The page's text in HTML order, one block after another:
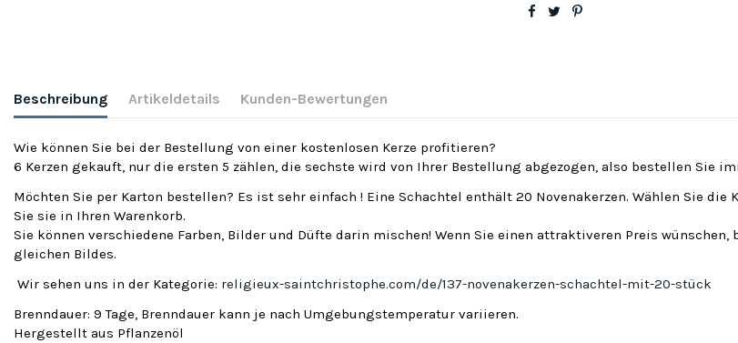
Beschreibung Artikeldetails Kunden-Bewertungen
Wie können Sie bei der Bestellung von einer kostenlosen Kerze profitieren?
6 Kerzen gekauft, nur die ersten 5 zählen, die sechste wird von Ihrer Bestellung abgezogen, also bestellen Sie
Möchten Sie per Karton bestellen? Es ist sehr einfach ! Eine Schachtel enthält 20 Novenakerzen. Wählen Sie
Sie sie in Ihren Warenkorb.
Sie können verschiedene Farben, Bilder und Düfte darin mischen! Wenn Sie einen attraktiveren Preis
gleichen Bildes.
Wir sehen uns in der Kategorie: religieux-saintchristophe.com/de/137-novenakerzen-schachtel-mit-20-stück
Brenndauer: 9 Tage, Brenndauer kann je nach Umgebungstemperatur variieren.
Hergestellt aus Pflanzenöl